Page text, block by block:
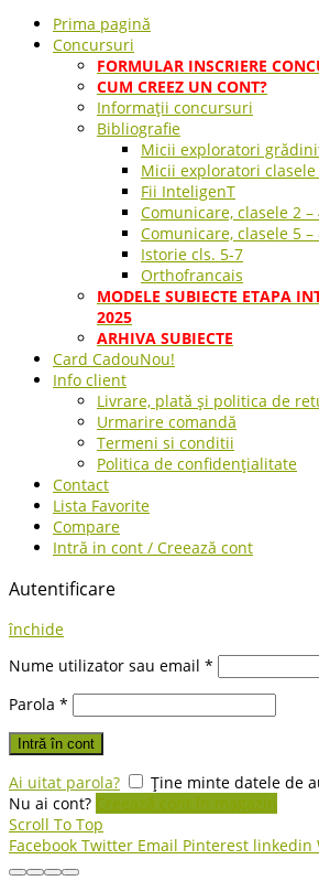
Prima pagină
Concursuri
FORMULAR INSCRIERE
CUM CREEZ UN CONT?
Informații concursuri
Bibliografie
Micii exploratori
Micii exploratori clasele
Fii InteligenT
Comunicare, clasele 2 –
Comunicare, clasele 5 –
Istorie cls. 5-7
Orthofrancais
MODELE SUBIECTE ETAPA
2025
ARHIVA SUBIECTE
Card CadouNou!
Info client
Livrare, plată și politica de
Urmarire comandă
Termeni si conditii
Politica de confidențialitate
Contact
Lista Favorite
Compare
Intră in cont / Creează cont
Autentificare
închide
Nume utilizator sau email *
Parola *
Intră în cont
Ai uitat parola?
Ține minte datele de
Nu ai cont? Creează cont în magazin
Scroll To Top
Facebook Twitter Email Pinterest linkedin